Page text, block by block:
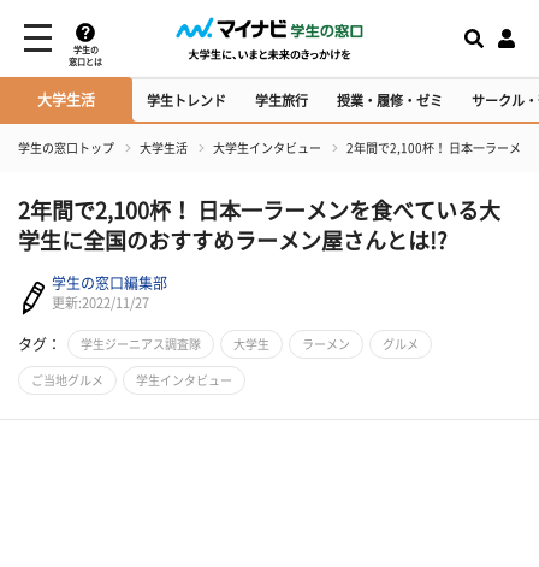
学生の
窓口とは
大学生活 学生トレンド 学生旅行 授業・履修・ゼミ サークル
学生の窓口トップ 大学生活 大学生インタビュー 2年間で2,100杯！ 日本一ラーメン
2年間で2,100杯！ 日本一ラーメンを食べている大
学生に全国のおすすめラーメン屋さんとは!?
学生の窓口編集部
更新:2022/11/27
タグ： 学生ジーニアス調査隊 大学生 ラーメン グルメ
ご当地グルメ 学生インタビュー